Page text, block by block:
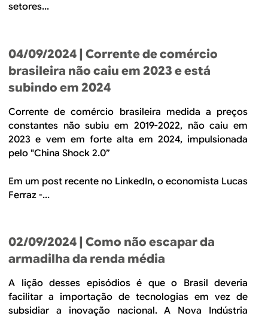
setores...
04/09/2024 | Corrente de comércio
brasileira não caiu em 2023 e está
subindo em 2024
Corrente de comércio brasileira medida a preços
constantes não subiu em 2019-2022, não caiu em
2023 e vem em forte alta em 2024, impulsionada
pelo "China Shock 2.0”
Em um post recente no LinkedIn, o economista Lucas
Ferraz -...
02/09/2024 | Como não escapar da
armadilha da renda média
A lição desses episódios é que o Brasil deveria
facilitar a importação de tecnologias em vez de
subsidiar a inovação nacional. A Nova Indústria